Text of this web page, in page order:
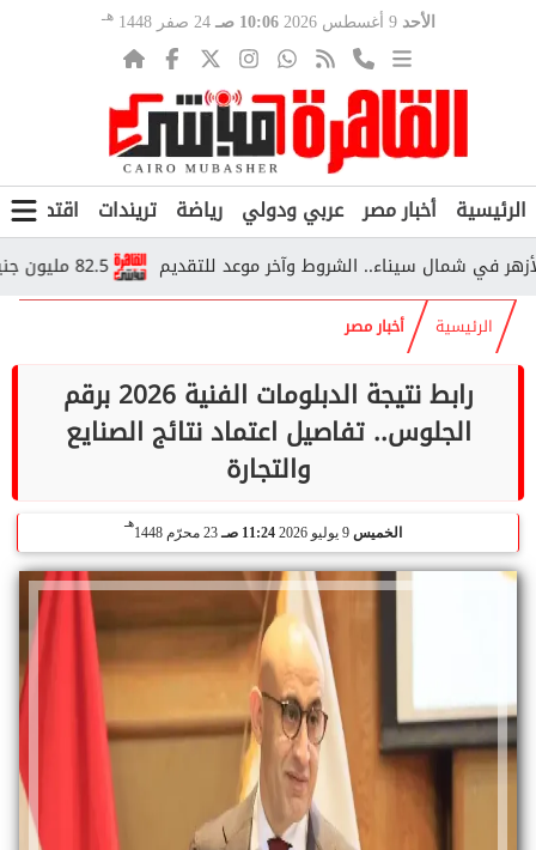
الأحد 9 أغسطس 2026 10:06 صـ 24 صفر 1448 هـ
الرئيسية أخبار مصر عربي ودولي رياضة تريندات اقتصاد
82.5 مليون جنيه في الصورة.. لجنة الاستئناف تفتح ملف أزمة زيزو والزمالك سيناء.. الشروط وآخر موعد للتقديم
الرئيسية أخبار مصر
رابط نتيجة الدبلومات الفنية 2026 برقم
الجلوس.. تفاصيل اعتماد نتائج الصنايع
والتجارة
الخميس 11:24 صـ 23 محرّم 1448
هـ